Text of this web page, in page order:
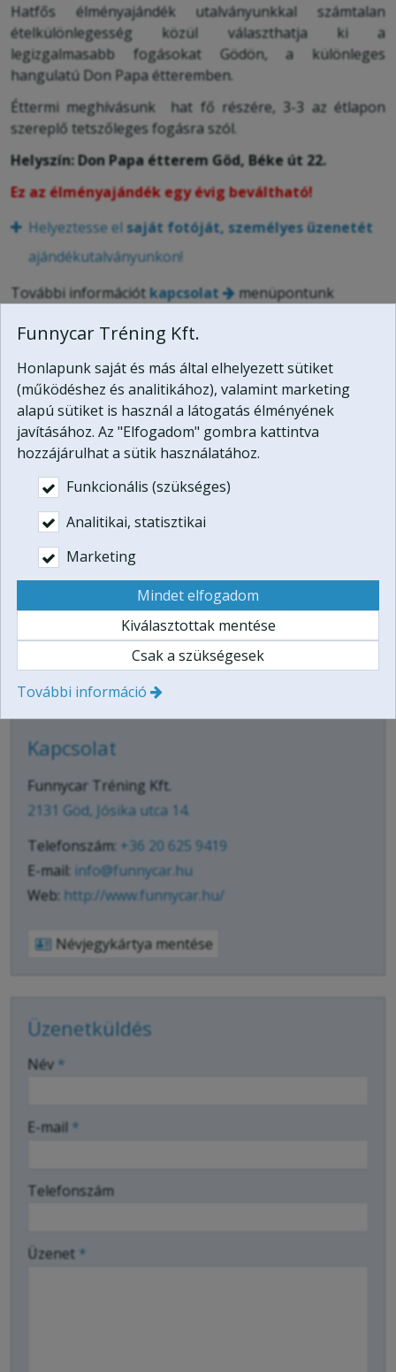
Hatfős élményajándék utalványunkkal számtalan
ételkülönlegesség közül választhatja ki a
legizgalmasabb fogásokat Gödön, a különleges
hangulatú Don Papa étteremben.
Éttermi meghívásunk hat fő részére, 3-3 az étlapon
szereplő tetszőleges fogásra szól.
Helyszín: Don Papa étterem Göd, Béke út 22.
Ez az élményajándék egy évig beváltható!
Helyeztesse elsaját fotóját, személyes üzenetét
ajándékutalványunkon!
További információtkapcsolat
menüpontunk
ajándékutalványrészeként:
PDF ajándékutalvány: 74.900 Ft
Pendrive díszdobozban: +5.000 Ft
Vásárlás
Az ajándékutalvány a vásárlásától számított egy
éven belül váltható be.
Árukereső, a hiteles
Kapcsolat
Funnycar Tréning Kft.
2131 Göd, Jósika utca 14.
Telefonszám: +36 20 625 9419
E-mail: info@funnycar.hu
Web: http://www.funnycar.hu/
Névjegykártya mentése
Üzenetküldés
-
-
Név *
E-mail *
Telefonszám
Üzenet *
Funnycar Tréning Kft.
Honlapunk saját és más által elhelyezett sütiket
(működéshez és analitikához), valamint marketing
alapú sütiket is használ a látogatás élményének
javításához. Az "Elfogadom" gombra kattintva
hozzájárulhat a sütik használatához.
Funkcionális (szükséges)
Analitikai, statisztikai
Marketing
Mindet elfogadom
Kiválasztottak mentése
Csak a szükségesek
További információ